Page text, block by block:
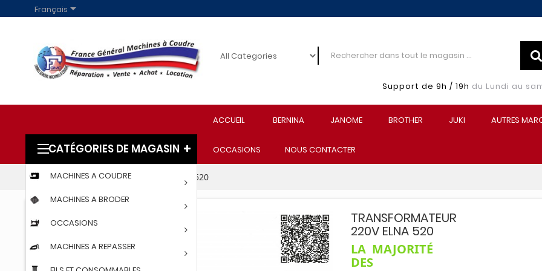
Français
Support de 9h / 19h du Lundi au
ACCUEIL BERNINA JANOME BROTHER JUKI AUTRES
OCCASIONS NOUS CONTACTER
CATÉGORIES DE MAGASIN
MACHINES A COUDRE
MACHINES A BRODER
OCCASIONS
MACHINES A REPASSER
Accueil TRANSFORMATEUR 220V ELNA 520
TRANSFORMATEUR
220V ELNA 520
LA MAJORITÉ
DES